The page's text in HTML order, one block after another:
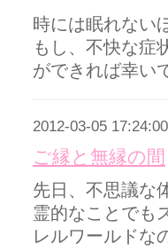
時には眠れない
もし、不快な症
ができれば幸い
2012-03-05 17:24:00
ご縁と無縁の間
先日、不思議な
霊的なことでも
レルワールドな